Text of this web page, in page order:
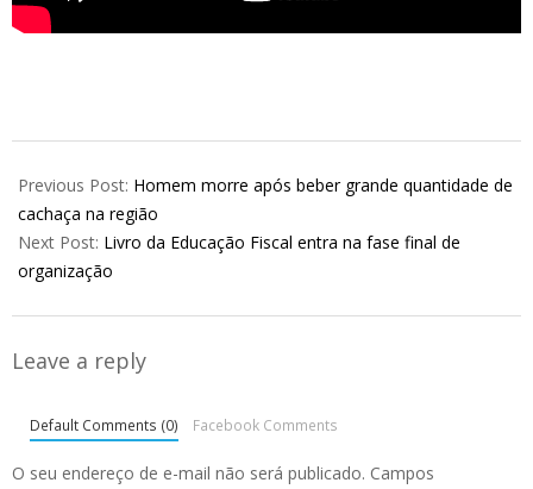
06-
05
Previous Post: Homem morre após beber grande quantidade de
cachaça na região
Next Post: Livro da Educação Fiscal entra na fase final de
organização
Leave a reply
Default Comments (0) Facebook Comments
O seu endereço de e-mail não será publicado. Campos